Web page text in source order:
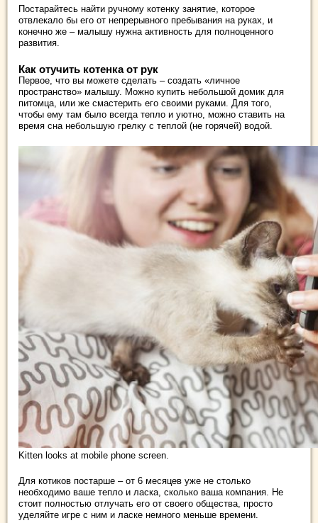
Постарайтесь найти ручному котенку занятие, которое
отвлекало бы его от непрерывного пребывания на руках, и
конечно же – малышу нужна активность для полноценного
развития.
Как отучить котенка от рук
Первое, что вы можете сделать – создать «личное
пространство» малышу. Можно купить небольшой домик для
питомца, или же смастерить его своими руками. Для того,
чтобы ему там было всегда тепло и уютно, можно ставить на
время сна небольшую грелку с теплой (не горячей) водой.
Kitten looks at mobile phone screen.
Для котиков постарше – от 6 месяцев уже не столько
необходимо ваше тепло и ласка, сколько ваша компания. Не
стоит полностью отлучать его от своего общества, просто
уделяйте игре с ним и ласке немного меньше времени.